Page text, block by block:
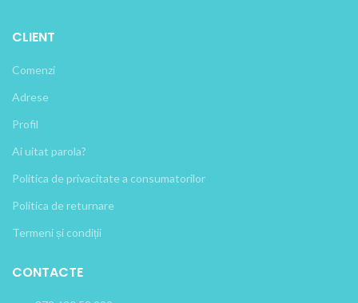
CLIENT
Comenzi
Adrese
Profil
Ai uitat parola?
Politica de privacitate a consumatorilor
Politica de returnare
Termeni și condiții
CONTACTE